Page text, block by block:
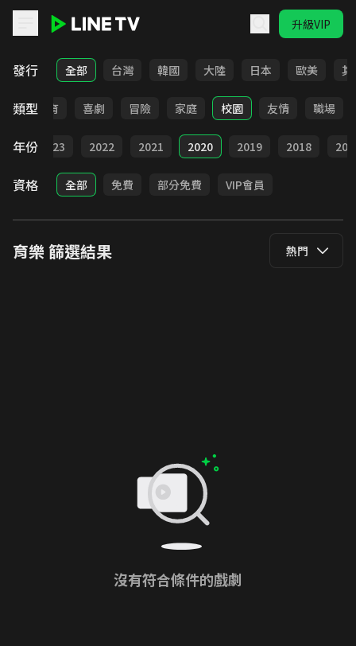
升級VIP
LINE TV - 育樂
發行 全部 台灣 韓國 大陸 日本 歐美 其
類型教育 喜劇 冒險 家庭 校園 友情 職場
年份 2023 2022 2021 2020 2019 2018
資格 全部 免費 部分免費 VIP會員
育樂篩選結果 熱門
沒有符合條件的戲劇